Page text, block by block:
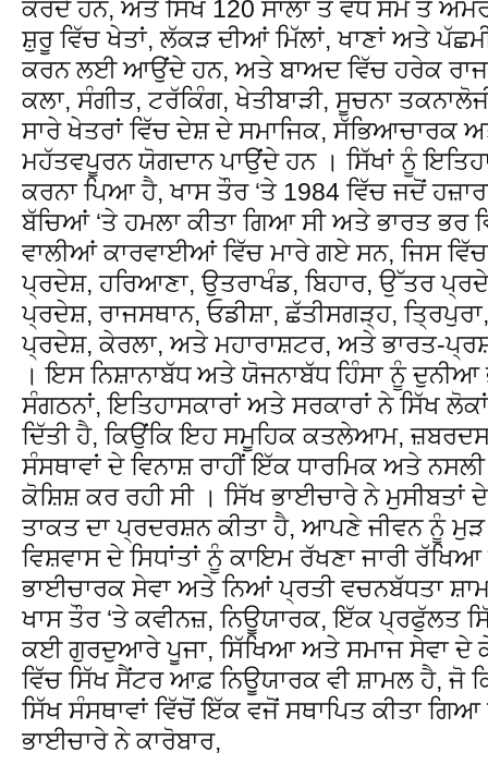
ਕਰਦੇ ਹਨ, ਅਤੇ ਸਿੱਖ 120 ਸਾਲਾਂ ਤੋਂ ਵੱਧ ਸਮੇਂ ਤੋਂ
ਸ਼ੁਰੂ ਵਿੱਚ ਖੇਤਾਂ, ਲੱਕੜ ਦੀਆਂ ਮਿੱਲਾਂ, ਖਾਣਾਂ ਅਤੇ
ਕਰਨ ਲਈ ਆਉਂਦੇ ਹਨ, ਅਤੇ ਬਾਅਦ ਵਿੱਚ ਹਰੇਕ
ਕਲਾ, ਸੰਗੀਤ, ਟਰੱਕਿੰਗ, ਖੇਤੀਬਾੜੀ, ਸੂਚਨਾ
ਸਾਰੇ ਖੇਤਰਾਂ ਵਿੱਚ ਦੇਸ਼ ਦੇ ਸਮਾਜਿਕ, ਸੱਭਿਆਚਾਰਕ
ਮਹੱਤਵਪੂਰਨ ਯੋਗਦਾਨ ਪਾਉਂਦੇ ਹਨ । ਸਿੱਖਾਂ ਨੂੰ
ਕਰਨਾ ਪਿਆ ਹੈ, ਖਾਸ ਤੌਰ ‘ਤੇ 1984 ਵਿੱਚ ਜਦੋਂ
ਬੱਚਿਆਂ ‘ਤੇ ਹਮਲਾ ਕੀਤਾ ਗਿਆ ਸੀ ਅਤੇ ਭਾਰਤ ਭਰ
ਵਾਲੀਆਂ ਕਾਰਵਾਈਆਂ ਵਿੱਚ ਮਾਰੇ ਗਏ ਸਨ, ਜਿਸ ਵਿੱਚ
ਪ੍ਰਦੇਸ਼, ਹਰਿਆਣਾ, ਉਤਰਾਖੰਡ, ਬਿਹਾਰ, ਉੱਤਰ
ਪ੍ਰਦੇਸ਼, ਰਾਜਸਥਾਨ, ਓਡੀਸ਼ਾ, ਛੱਤੀਸਗੜ੍ਹ,
ਪ੍ਰਦੇਸ਼, ਕੇਰਲਾ, ਅਤੇ ਮਹਾਰਾਸ਼ਟਰ, ਅਤੇ ਭਾਰਤ-
। ਇਸ ਨਿਸ਼ਾਨਾਬੱਧ ਅਤੇ ਯੋਜਨਾਬੱਧ ਹਿੰਸਾ ਨੂੰ
ਸੰਗਠਨਾਂ, ਇਤਿਹਾਸਕਾਰਾਂ ਅਤੇ ਸਰਕਾਰਾਂ ਨੇ ਸਿੱਖ
ਦਿੱਤੀ ਹੈ, ਕਿਉਂਕਿ ਇਹ ਸਮੂਹਿਕ ਕਤਲੇਆਮ,
ਸੰਸਥਾਵਾਂ ਦੇ ਵਿਨਾਸ਼ ਰਾਹੀਂ ਇੱਕ ਧਾਰਮਿਕ ਅਤੇ
ਕੋਸ਼ਿਸ਼ ਕਰ ਰਹੀ ਸੀ । ਸਿੱਖ ਭਾਈਚਾਰੇ ਨੇ
ਤਾਕਤ ਦਾ ਪ੍ਰਦਰਸ਼ਨ ਕੀਤਾ ਹੈ, ਆਪਣੇ ਜੀਵਨ ਨੂੰ
ਵਿਸ਼ਵਾਸ ਦੇ ਸਿਧਾਂਤਾਂ ਨੂੰ ਕਾਇਮ ਰੱਖਣਾ ਜਾਰੀ
ਭਾਈਚਾਰਕ ਸੇਵਾ ਅਤੇ ਨਿਆਂ ਪ੍ਰਤੀ ਵਚਨਬੱਧਤਾ
ਖਾਸ ਤੌਰ ‘ਤੇ ਕਵੀਨਜ਼, ਨਿਊਯਾਰਕ, ਇੱਕ ਪ੍ਰਫੁੱਲਤ
ਕਈ ਗੁਰਦੁਆਰੇ ਪੂਜਾ, ਸਿੱਖਿਆ ਅਤੇ ਸਮਾਜ ਸੇਵਾ ਦੇ
ਵਿੱਚ ਸਿੱਖ ਸੈਂਟਰ ਆਫ਼ ਨਿਊਯਾਰਕ ਵੀ ਸ਼ਾਮਲ ਹੈ, ਜੋ
ਸਿੱਖ ਸੰਸਥਾਵਾਂ ਵਿੱਚੋਂ ਇੱਕ ਵਜੋਂ ਸਥਾਪਿਤ ਕੀਤਾ ਗਿਆ
ਭਾਈਚਾਰੇ ਨੇ ਕਾਰੋਬਾਰ,